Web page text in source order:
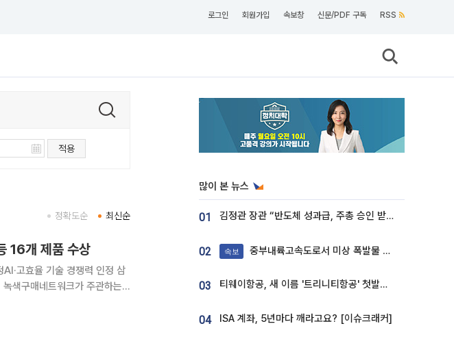
로그인 회원가입 속보창 신문/PDF 구독 RSS
적용
최신순
정확도순
16개 제품 수상
고효율 기술 경쟁력 인정 삼
색구매네트워크가 주관하는
많이 본 뉴스
01 김정관 장관 “반도체 성과급, 주총 승인 받도록”…상법·자본시장법 개정 시사
02 속보 중부내륙고속도로서 미상 폭발물 발견
03 티웨이항공, 새 이름 '트리니티항공' 첫발…SSC 전략 본격화
04 ISA 계좌, 5년마다 깨라고요? [이슈크래커]